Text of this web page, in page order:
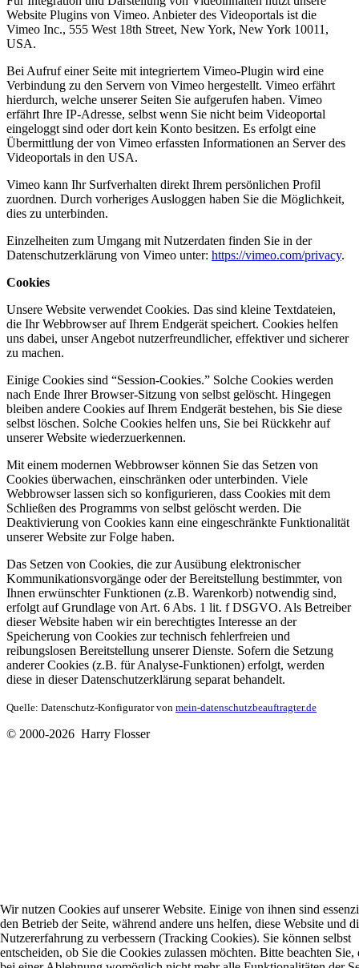
Website Plugins von Vimeo. Anbieter des Videoportals ist die
Vimeo Inc., 555 West 18th Street, New York, New York 10011,
USA.
Bei Aufruf einer Seite mit integriertem Vimeo-Plugin wird eine
Verbindung zu den Servern von Vimeo hergestellt. Vimeo erfährt
hierdurch, welche unserer Seiten Sie aufgerufen haben. Vimeo
erfährt Ihre IP-Adresse, selbst wenn Sie nicht beim Videoportal
eingeloggt sind oder dort kein Konto besitzen. Es erfolgt eine
Übermittlung der von Vimeo erfassten Informationen an Server des
Videoportals in den USA.
Vimeo kann Ihr Surfverhalten direkt Ihrem persönlichen Profil
zuordnen. Durch vorheriges Ausloggen haben Sie die Möglichkeit,
dies zu unterbinden.
Einzelheiten zum Umgang mit Nutzerdaten finden Sie in der
Datenschutzerklärung von Vimeo unter: https://vimeo.com/privacy.
Cookies
Unsere Website verwendet Cookies. Das sind kleine Textdateien,
die Ihr Webbrowser auf Ihrem Endgerät speichert. Cookies helfen
uns dabei, unser Angebot nutzerfreundlicher, effektiver und sicherer
zu machen.
Einige Cookies sind “Session-Cookies.” Solche Cookies werden
nach Ende Ihrer Browser-Sitzung von selbst gelöscht. Hingegen
bleiben andere Cookies auf Ihrem Endgerät bestehen, bis Sie diese
selbst löschen. Solche Cookies helfen uns, Sie bei Rückkehr auf
unserer Website wiederzuerkennen.
Mit einem modernen Webbrowser können Sie das Setzen von
Cookies überwachen, einschränken oder unterbinden. Viele
Webbrowser lassen sich so konfigurieren, dass Cookies mit dem
Schließen des Programms von selbst gelöscht werden. Die
Deaktivierung von Cookies kann eine eingeschränkte Funktionalität
unserer Website zur Folge haben.
Das Setzen von Cookies, die zur Ausübung elektronischer
Kommunikationsvorgänge oder der Bereitstellung bestimmter, von
Ihnen erwünschter Funktionen (z.B. Warenkorb) notwendig sind,
erfolgt auf Grundlage von Art. 6 Abs. 1 lit. f DSGVO. Als Betreiber
dieser Website haben wir ein berechtigtes Interesse an der
Speicherung von Cookies zur technisch fehlerfreien und
reibungslosen Bereitstellung unserer Dienste. Sofern die Setzung
anderer Cookies (z.B. für Analyse-Funktionen) erfolgt, werden
diese in dieser Datenschutzerklärung separat behandelt.
Quelle: Datenschutz-Konfigurator von mein-datenschutzbeauftragter.de
© 2000-2026 Harry Flosser
Wir nutzen Cookies auf unserer Website. Einige von ihnen sind
den Betrieb der Seite, während andere uns helfen, diese Website und
Nutzererfahrung zu verbessern (Tracking Cookies). Sie können selbst
entscheiden, ob Sie die Cookies zulassen möchten. Bitte beachten Sie,